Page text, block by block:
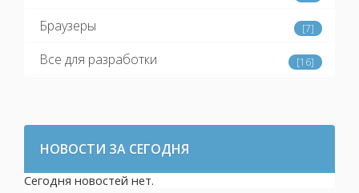
Браузеры [7]
Все для разработки [16]
НОВОСТИ ЗА СЕГОДНЯ
Сегодня новостей нет.